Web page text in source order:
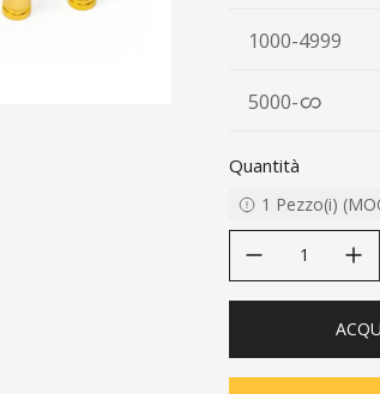
1000-4999
5000-
Quantità
1 Pezzo(i) (